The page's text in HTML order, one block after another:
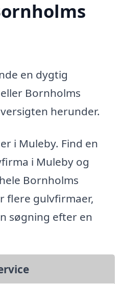
en dygtig
Bornholms
herunder.
i Muleby. Find en
i Muleby og
Bornholms
flere gulvfirmaer,
søgning efter en